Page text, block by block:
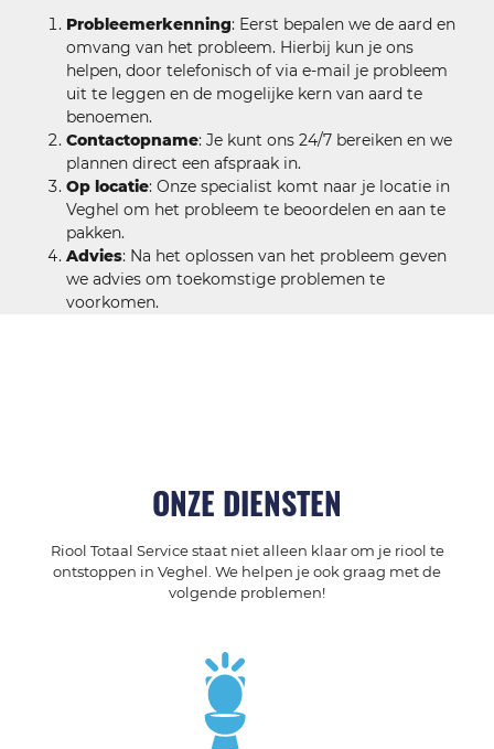
Probleemerkenning: Eerst bepalen we de aard en
omvang van het probleem. Hierbij kun je ons
helpen, door telefonisch of via e-mail je probleem
uit te leggen en de mogelijke kern van aard te
benoemen.
Contactopname: Je kunt ons 24/7 bereiken en we
plannen direct een afspraak in.
Op locatie: Onze specialist komt naar je locatie in
Veghel om het probleem te beoordelen en aan te
pakken.
Advies: Na het oplossen van het probleem geven
we advies om toekomstige problemen te
voorkomen.
ONZE DIENSTEN
Riool Totaal Service staat niet alleen klaar om je riool te
ontstoppen in Veghel. We helpen je ook graag met de
volgende problemen!